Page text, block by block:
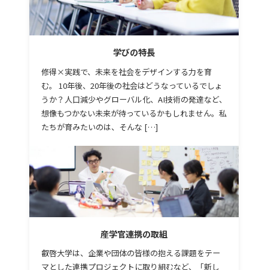
学びの特長
修得×実践で、未来を社会をデザインする力を育
む。 10年後、20年後の社会はどうなっているでしょ
うか？人口減少やグローバル化、AI技術の発達など、
想像もつかない未来が待っているかもしれません。私
たちが育みたいのは、そんな […]
産学官連携の取組
叡啓大学は、企業や団体の皆様の抱える課題をテー
マとした連携プロジェクトに取り組むなど、「新し